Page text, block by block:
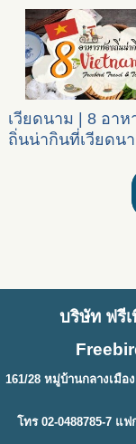
เวียดนาม | 8 อาห
ถิ่นน่ากินที่เวียดน
บริษัท ฟรี
161/28 หมู่บ้านกลางเมื
โทร 02-0488785-7 แฟ